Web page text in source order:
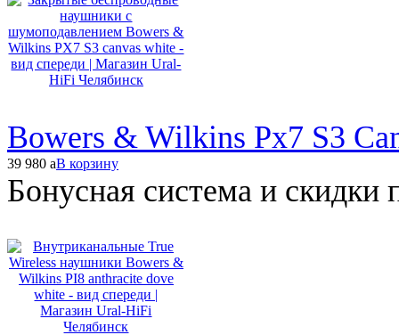
Bowers & Wilkins Px7 S3
39 980 aВ корзину
Бонусная система и скидки